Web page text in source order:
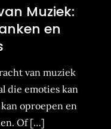
Muziek:
en
van muziek
die emoties kan
oproepen en
Of […]